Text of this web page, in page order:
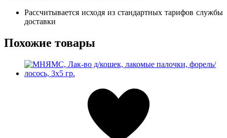
Рассчитывается исходя из стандартных тарифов службы
доставки
Похожие товары